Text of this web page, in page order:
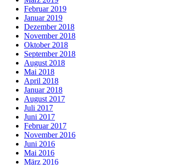
Februar 2019
Januar 2019
Dezember 2018
November 2018
Oktober 2018
September 2018
August 2018
Mai 2018
April 2018
Januar 2018
August 2017
Juli 2017
Juni 2017
Februar 2017
November 2016
Juni 2016
Mai 2016
März 2016